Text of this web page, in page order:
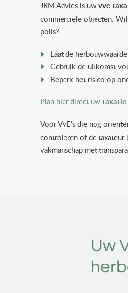
JRM Advies is uw vve
commerciële objecten.
polis?
Laat de
Gebruik de uitkomst
Beperk het risico op
Plan hier direct uw taxatie
Voor VvE’s die nog
controleren of de taxateur
vakmanschap met
Uw